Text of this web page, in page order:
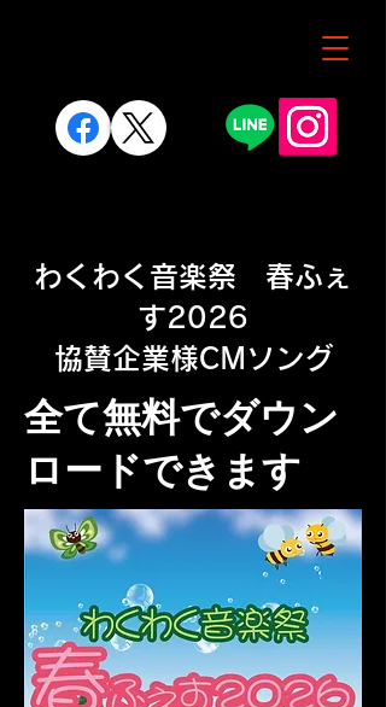
わくわく音楽祭 春ふぇ
す2026
協賛企業様CMソング
​全て無料でダウン
ロードできます